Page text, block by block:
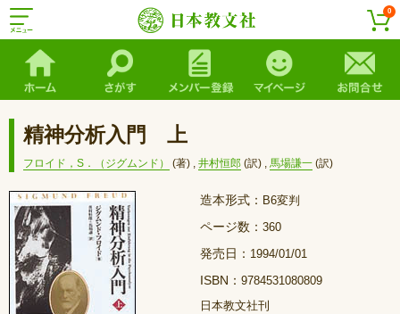
0
精神分析入門 上
フロイド，S．（ジグムンド） (著) , 井村恒郎 (訳) , 馬場謙一 (訳)
造本形式： B6変判
ページ数： 360
発売日： 1994/01/01
ISBN： 9784531080809
日本教文社刊